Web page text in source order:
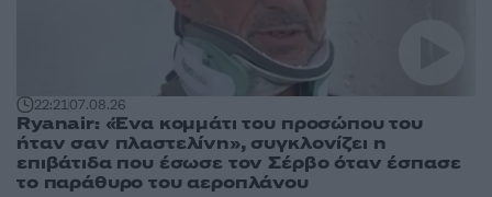
22:2107.08.26
Ryanair: «Ένα κομμάτι του προσώπου του
ήταν σαν πλαστελίνη», συγκλονίζει η
επιβάτιδα που έσωσε τον Σέρβο όταν έσπασε
το παράθυρο του αεροπλάνου